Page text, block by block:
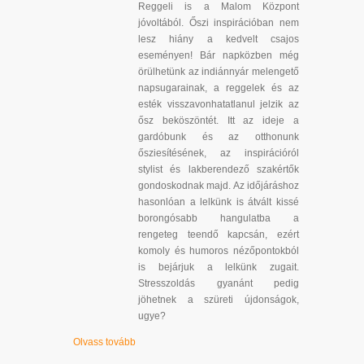
Reggeli is a Malom Központ
jóvoltából. Őszi inspirációban nem
lesz hiány a kedvelt csajos
eseményen! Bár napközben még
örülhetünk az indiánnyár melengető
napsugarainak, a reggelek és az
esték visszavonhatatlanul jelzik az
ősz beköszöntét. Itt az ideje a
gardóbunk és az otthonunk
ősziesítésének, az inspirációról
stylist és lakberendező szakértők
gondoskodnak majd. Az időjáráshoz
hasonlóan a lelkünk is átvált kissé
borongósabb hangulatba a
rengeteg teendő kapcsán, ezért
komoly és humoros nézőpontokból
is bejárjuk a lelkünk zugait.
Stresszoldás gyanánt pedig
jöhetnek a szüreti újdonságok,
ugye?
Olvass tovább